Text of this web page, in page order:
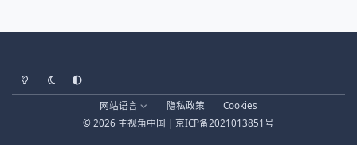
Light ModeDark ModeSystem Preference
网站语言 隐私政策
Cookies
© 2026 主视角中国 | 京ICP备2021013851号